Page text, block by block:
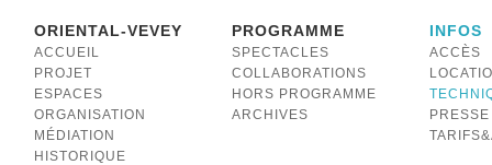
ORIENTAL-VEVEY
ACCUEIL
PROJET
ESPACES
ORGANISATION
MÉDIATION
HISTORIQUE
PROGRAMME
SPECTACLES
COLLABORATIONS
HORS PROGRAMME
ARCHIVES
INFOS
ACCÈS
PRESSE